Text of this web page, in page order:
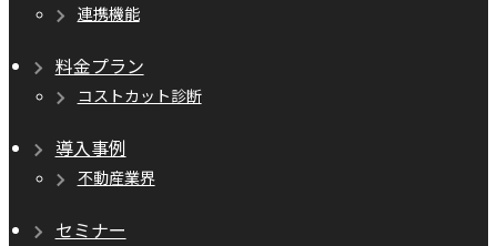
連携機能
料金プラン
コストカット診断
導入事例
不動産業界
セミナー